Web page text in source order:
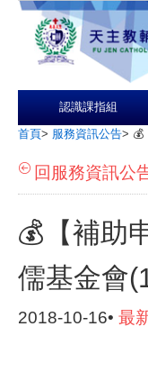
認識課指組
首頁> 服務資訊公告> 💰
回服務資訊公
💰【補助
儒基金會
2018-10-16• 最